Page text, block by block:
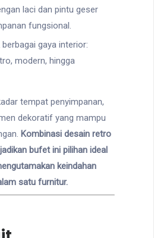
laci dan pintu geser
fungsional.
gaya interior:
modern, hingga
tempat penyimpanan,
dekoratif yang mampu
Kombinasi desain retro
bufet ini pilihan ideal
keindahan
satu furnitur.